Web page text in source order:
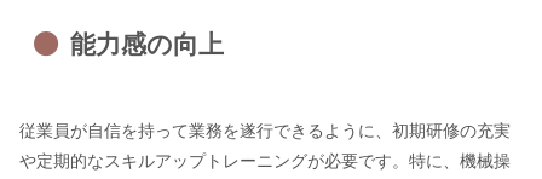
能力感の向上
従業員が自信を持って業務を遂行できるように、初期研修の充実
や定期的なスキルアップトレーニングが必要です。特に、機械操